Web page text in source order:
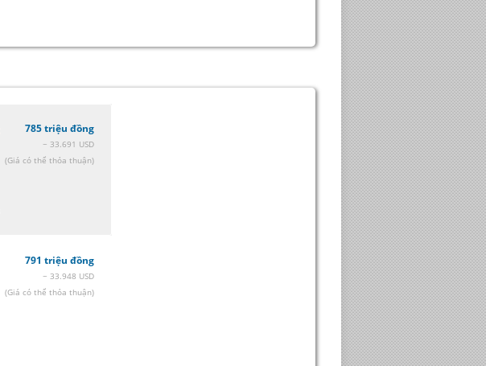
785 triệu đồng
~ 33.691 USD
(Giá có thể thỏa thuận)
791 triệu đồng
~ 33.948 USD
(Giá có thể thỏa thuận)